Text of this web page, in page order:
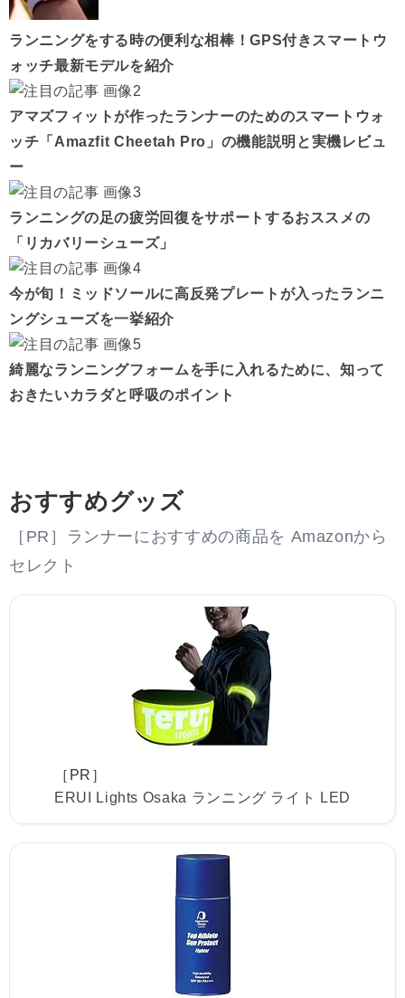
ランニングをする時の便利な相棒！GPS付きスマートウ
ォッチ最新モデルを紹介
アマズフィットが作ったランナーのためのスマートウォ
ッチ「Amazfit Cheetah Pro」の機能説明と実機レビュ
ー
ランニングの足の疲労回復をサポートするおススメの
「リカバリーシューズ」
今が旬！ミッドソールに高反発プレートが入ったランニ
ングシューズを一挙紹介
綺麗なランニングフォームを手に入れるために、知って
おきたいカラダと呼吸のポイント
おすすめグッズ
［PR］ランナーにおすすめの商品を Amazonから
セレクト
［PR］
ERUI Lights Osaka ランニング ライト LED